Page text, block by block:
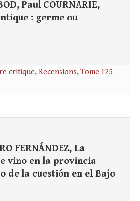
Paul COURNARIE,
: germe ou
critique, Recensions, Tome 125 -
FERNÁNDEZ, La
vino en la provincia
de la cuestión en el Bajo